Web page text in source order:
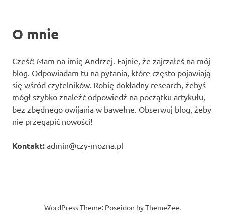
O mnie
Cześć! Mam na imię Andrzej. Fajnie, że zajrzałeś na mój
blog. Odpowiadam tu na pytania, które często pojawiają
się wśród czytelników. Robię dokładny research, żebyś
mógł szybko znaleźć odpowiedź na początku artykułu,
bez zbędnego owijania w bawełne. Obserwuj blog, żeby
nie przegapić nowości!
Kontakt: admin@czy-mozna.pl
WordPress Theme: Poseidon by ThemeZee.